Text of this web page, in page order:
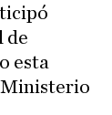
de
esta
Ministerio